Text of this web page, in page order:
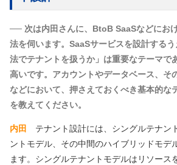
── 次は内田さんに、BtoB SaaSなどにお
法を伺います。SaaSサービスを設計する
法でテナントを扱うか」は重要なテーマで
高いです。アカウントやデータベース、そ
などにおいて、押さえておくべき基本的な
を教えてください。
内田
テナント設計には、シングルテナン
ントモデル、その中間のハイブリッドモデ
ます。シングルテナントモデルはリソース